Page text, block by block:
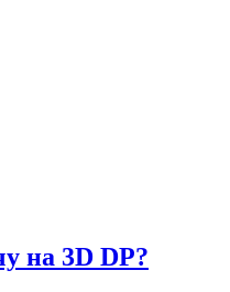
на 3D DP?